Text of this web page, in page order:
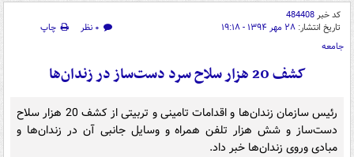
کد خبر484408
تاریخ انتشار: ۲۸ مهر ۱۳۹۴ - ۱۹:۱۸ ۰ نظر
چاپ
جامعه
کشف 20 هزار سلاح سرد دست‌ساز در زندان‌ها
رئیس سازمان زندان‌ها و اقدامات تامینی و تربیتی از کشف 20 هزار سلاح
دست‌ساز و شش هزار تلفن همراه و وسایل جانبی آن در زندان‌ها و
مبادی وروی زندان‌ها خبر داد.